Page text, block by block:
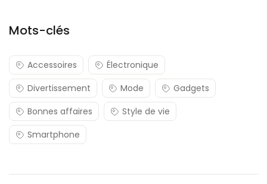
Mots-clés
Accessoires
Électronique
Divertissement
Mode
Gadgets
Bonnes affaires
Style de vie
Smartphone